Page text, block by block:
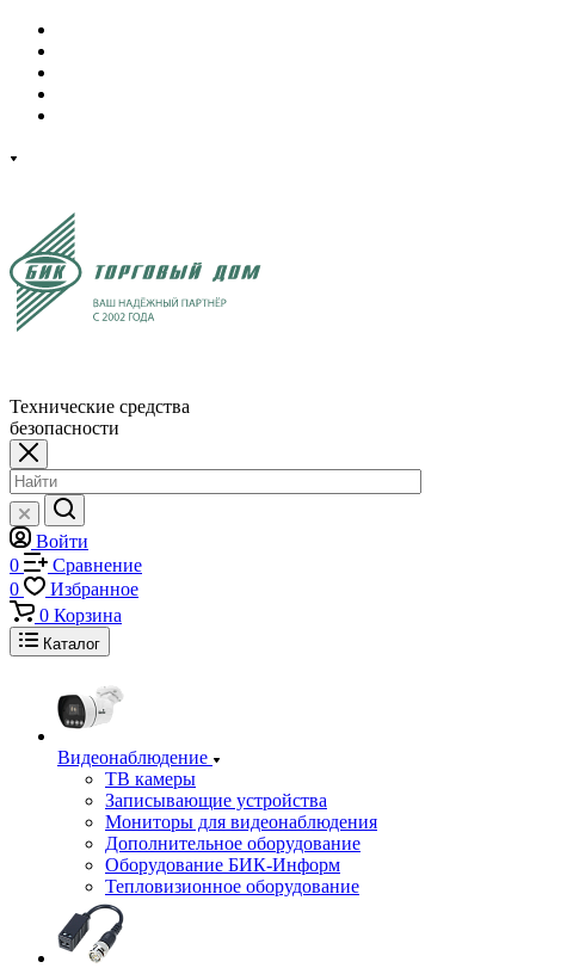
Технические средства
безопасности
Войти
0
Сравнение
0
Избранное
0 Корзина
Каталог
Видеонаблюдение
ТВ камеры
Записывающие устройства
Мониторы для видеонаблюдения
Дополнительное оборудование
Оборудование БИК-Информ
Тепловизионное оборудование